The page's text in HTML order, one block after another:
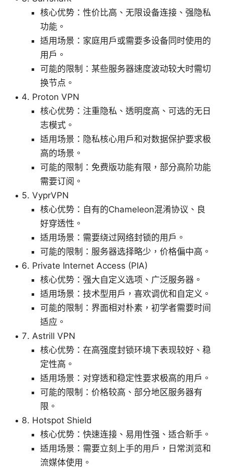
核心优势：性价比高、无限设备连接、强隐私
功能。
适用场景：家庭用户或需要多设备同时使用的
用户。
可能的限制：某些服务器速度波动较大时需切
换节点。
Proton VPN
核心优势：注重隐私、透明度高、可选的无日
志模式。
适用场景：隐私核心用户和对数据保护要求极
高的场景。
可能的限制：免费版功能有限，部分高阶功能
需要订阅。
VyprVPN
核心优势：自有的Chameleon混淆协议、良
好穿透性。
适用场景：需要绕过网络封锁的用户。
可能的限制：服务器选择略少，价格偏中高。
Private Internet Access (PIA)
核心优势：强大自定义选项、广泛服务器。
适用场景：技术型用户，喜欢调优和自定义。
可能的限制：界面相对朴素，初学者需要时间
适应。
Astrill VPN
核心优势：在高强度封锁环境下表现较好、稳
定性高。
适用场景：对穿透和稳定性要求极高的用户。
可能的限制：价格较高、部分地区服务器有
限。
Hotspot Shield
核心优势：快速连接、易用性强、适合新手。
适用场景：需要立刻上手的用户，日常浏览和
流媒体使用。